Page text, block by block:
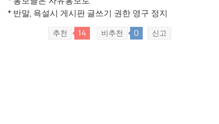
* 반말, 욕설시 게시판 글쓰기 권한 영구 정지
추천 14 비추천 0 신고